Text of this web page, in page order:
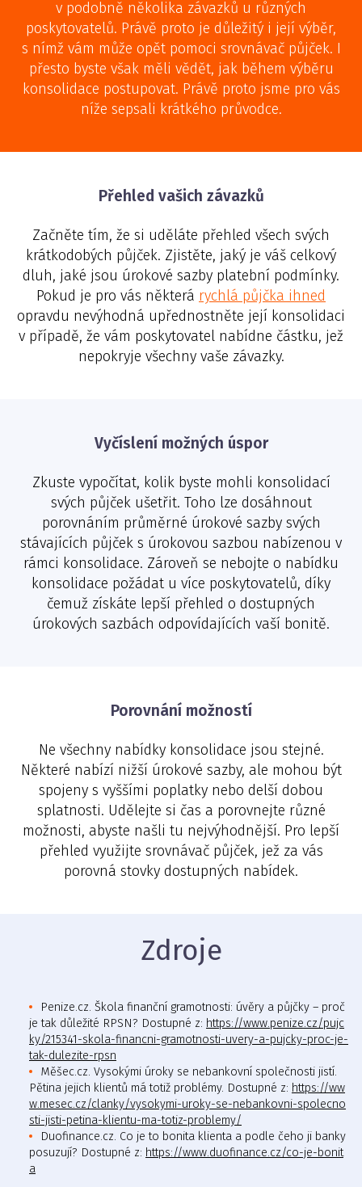
v podobně několika závazků u různých
poskytovatelů. Právě proto je důležitý i její výběr,
s nímž vám může opět pomoci srovnávač půjček. I
přesto byste však měli vědět, jak během výběru
konsolidace postupovat. Právě proto jsme pro vás
níže sepsali krátkého průvodce.
Přehled vašich závazků
Začněte tím, že si uděláte přehled všech svých
krátkodobých půjček. Zjistěte, jaký je váš celkový
dluh, jaké jsou úrokové sazby platební podmínky.
Pokud je pro vás některá rychlá půjčka ihned
opravdu nevýhodná upřednostněte její konsolidaci
v případě, že vám poskytovatel nabídne částku, jež
nepokryje všechny vaše závazky.
Vyčíslení možných úspor
Zkuste vypočítat, kolik byste mohli konsolidací
svých půjček ušetřit. Toho lze dosáhnout
porovnáním průměrné úrokové sazby svých
stávajících půjček s úrokovou sazbou nabízenou v
rámci konsolidace. Zároveň se nebojte o nabídku
konsolidace požádat u více poskytovatelů, díky
čemuž získáte lepší přehled o dostupných
úrokových sazbách odpovídajících vaší bonitě.
Porovnání možností
Ne všechny nabídky konsolidace jsou stejné.
Některé nabízí nižší úrokové sazby, ale mohou být
spojeny s vyššími poplatky nebo delší dobou
splatnosti. Udělejte si čas a porovnejte různé
možnosti, abyste našli tu nejvýhodnější. Pro lepší
přehled využijte srovnávač půjček, jež za vás
porovná stovky dostupných nabídek.
Zdroje
Penize.cz. Škola finanční gramotnosti: úvěry a půjčky – proč
je tak důležité RPSN? Dostupné z: https://www.penize.cz/pujc
ky/215341-skola-financni-gramotnosti-uvery-a-pujcky-proc-je-
tak-dulezite-rpsn
Měšec.cz. Vysokými úroky se nebankovní společnosti jistí.
Pětina jejich klientů má totiž problémy. Dostupné z: https://ww
w.mesec.cz/clanky/vysokymi-uroky-se-nebankovni-spolecno
sti-jisti-petina-klientu-ma-totiz-problemy/
Duofinance.cz. Co je to bonita klienta a podle čeho ji banky
posuzují? Dostupné z: https://www.duofinance.cz/co-je-bonit
a